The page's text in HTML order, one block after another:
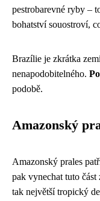
pestrobarevné ryby –
bohatství souostroví,
Brazílie je zkrátka
nenapodobitelného.
podobě.
Amazonský
Amazonský prales
pak vynechat tuto
tak největší tropický